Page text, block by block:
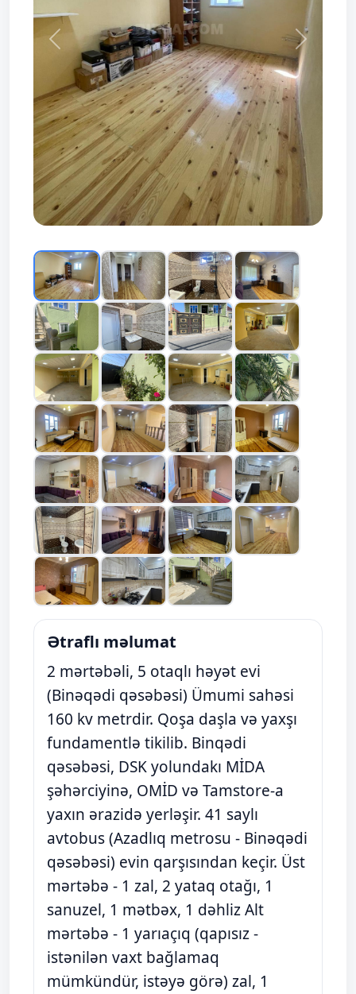
Prev Next
Ətraflı məlumat
2 mərtəbəli, 5 otaqlı həyət evi
(Binəqədi qəsəbəsi) Ümumi sahəsi
160 kv metrdir. Qoşa daşla və yaxşı
fundamentlə tikilib. Binqədi
qəsəbəsi, DSK yolundakı MİDA
şəhərciyinə, OMİD və Tamstore-a
yaxın ərazidə yerləşir. 41 saylı
avtobus (Azadlıq metrosu - Binəqədi
qəsəbəsi) evin qarşısından keçir. Üst
mərtəbə - 1 zal, 2 yataq otağı, 1
sanuzel, 1 mətbəx, 1 dəhliz Alt
mərtəbə - 1 yarıaçıq (qapısız -
istənilən vaxt bağlamaq
mümkündür, istəyə görə) zal, 1